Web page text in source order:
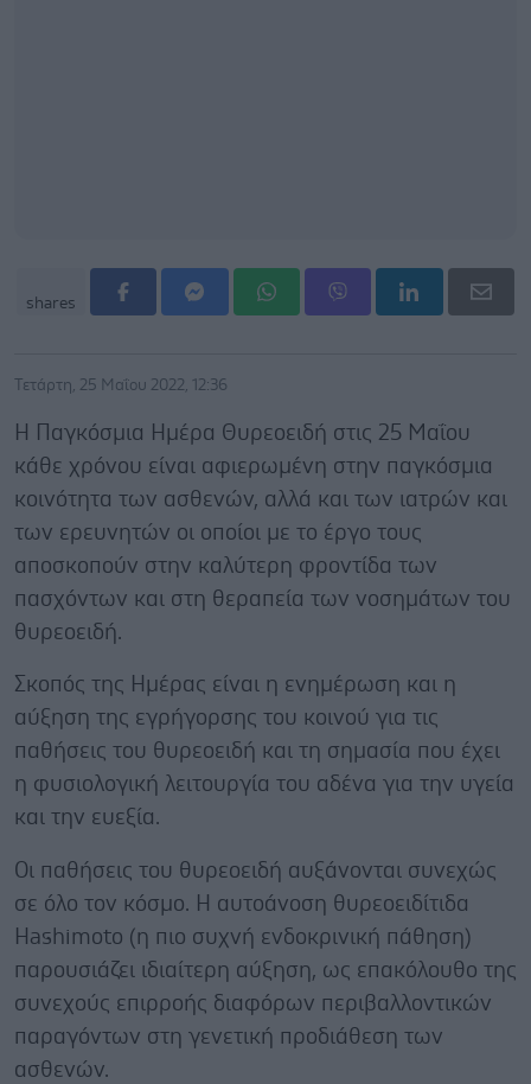
shares
Τετάρτη, 25 Μαΐου 2022, 12:36
Η Παγκόσμια Ημέρα Θυρεοειδή στις 25 Μαΐου
κάθε χρόνου είναι αφιερωμένη στην παγκόσμια
κοινότητα των ασθενών, αλλά και των ιατρών και
των ερευνητών οι οποίοι με το έργο τους
αποσκοπούν στην καλύτερη φροντίδα των
πασχόντων και στη θεραπεία των νοσημάτων του
θυρεοειδή.
Σκοπός της Ημέρας είναι η ενημέρωση και η
αύξηση της εγρήγορσης του κοινού για τις
παθήσεις του θυρεοειδή και τη σημασία που έχει
η φυσιολογική λειτουργία του αδένα για την υγεία
και την ευεξία.
Οι παθήσεις του θυρεοειδή αυξάνονται συνεχώς
σε όλο τον κόσμο. Η αυτοάνοση θυρεοειδίτιδα
Hashimoto (η πιο συχνή ενδοκρινική πάθηση)
παρουσιάζει ιδιαίτερη αύξηση, ως επακόλουθο της
συνεχούς επιρροής διαφόρων περιβαλλοντικών
παραγόντων στη γενετική προδιάθεση των
ασθενών.